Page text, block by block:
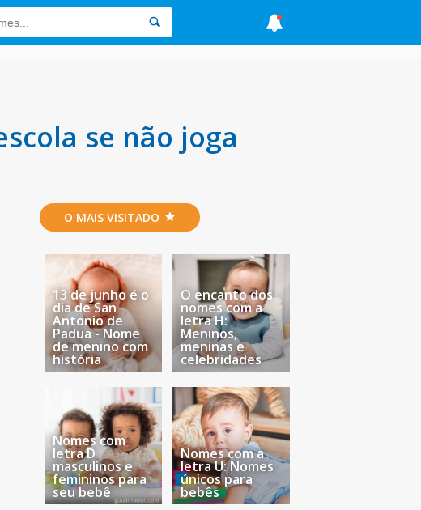
se não joga
O MAIS VISITADO
13 de junho é o
dia de San
Antonio de
Padua - Nome
de menino com
história
O encanto dos
nomes com a
letra H:
Meninos,
meninas e
celebridades
Nomes com
letra D
masculinos e
femininos para
seu bebê
Nomes com a
letra U: Nomes
únicos para
bebês